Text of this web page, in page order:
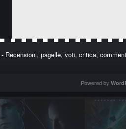
- Recensioni, pagelle, voti, critica,
Powered by